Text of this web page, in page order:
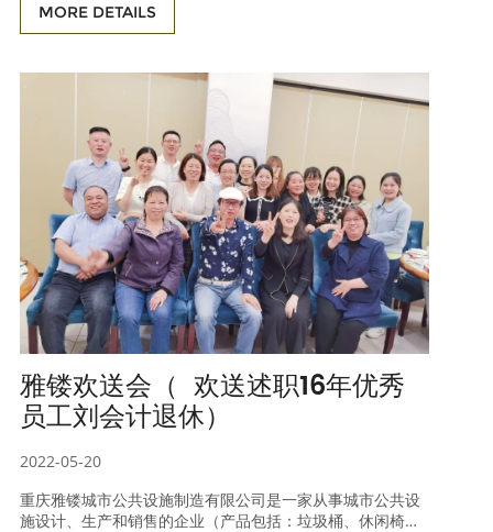
≥120mm； 5、外形尺寸：3010*1760*1330 6、垃圾箱采
用全密封形式，无垃圾遗洒，无臭气散发； 7、能与3t小型
箱体主要材质为Q235冷板。箱体底板厚度≥2.5㎜（花纹
MORE DETAILS
雅镂欢送会（ 欢送述职16年优秀
员工刘会计退休）
2022-05-20
重庆雅镂城市公共设施制造有限公司是一家从事城市公共设
施设计、生产和销售的企业（产品包括：垃圾桶、休闲椅、